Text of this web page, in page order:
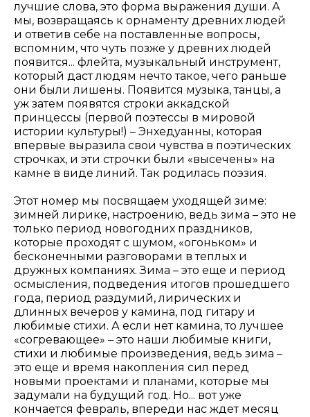
лучшие слова, это форма выражения души. А
мы, возвращаясь к орнаменту древних людей
и ответив себе на поставленные вопросы,
вспомним, что чуть позже у древних людей
появится... флейта, музыкальный инструмент,
который даст людям нечто такое, чего раньше
они были лишены. Появится музыка, танцы, а
уж затем появятся строки аккадской
принцессы (первой поэтессы в мировой
истории культуры!) – Энхедуанны, которая
впервые выразила свои чувства в поэтических
строчках, и эти строчки были «высечены» на
камне в виде линий. Так родилась поэзия.
Этот номер мы посвящаем уходящей зиме:
зимней лирике, настроению, ведь зима – это не
только период новогодних праздников,
которые проходят с шумом, «огоньком» и
бесконечными разговорами в теплых и
дружных компаниях. Зима – это еще и период
осмысления, подведения итогов прошедшего
года, период раздумий, лирических и
длинных вечеров у камина, под гитару и
любимые стихи. А если нет камина, то лучшее
«согревающее» – это наши любимые книги,
стихи и любимые произведения, ведь зима –
это еще и время накопления сил перед
новыми проектами и планами, которые мы
задумали на будущий год. Но... вот уже
кончается февраль, впереди нас ждет месяц